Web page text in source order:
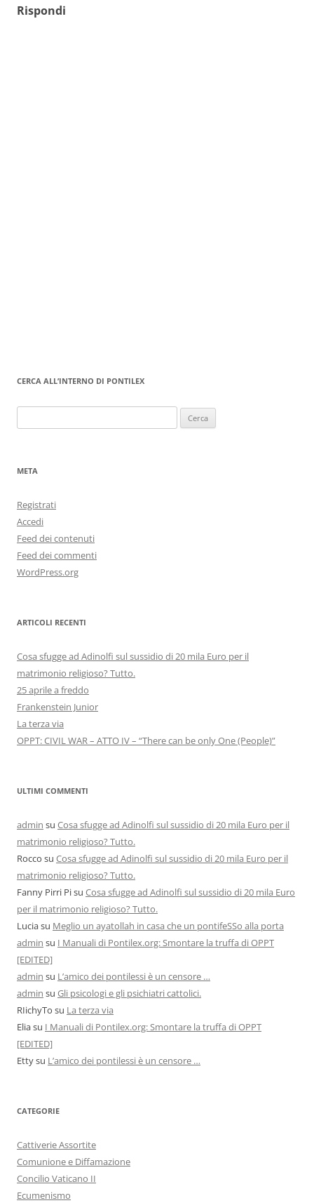
Rispondi
CERCA ALL’INTERNO DI PONTILEX
per:
META
Registrati
Accedi
Feed dei contenuti
Feed dei commenti
WordPress.org
ARTICOLI RECENTI
Cosa sfugge ad Adinolfi sul sussidio di 20 mila Euro per il
matrimonio religioso? Tutto.
25 aprile a freddo
Frankenstein Junior
La terza via
OPPT: CIVIL WAR – ATTO IV – “There can be only One (People)”
ULTIMI COMMENTI
admin su Cosa sfugge ad Adinolfi sul sussidio di 20 mila Euro per il
matrimonio religioso? Tutto.
Rocco su Cosa sfugge ad Adinolfi sul sussidio di 20 mila Euro per il
matrimonio religioso? Tutto.
Fanny Pirri Pisu Cosa sfugge ad Adinolfi sul sussidio di 20 mila Euro
per il matrimonio religioso? Tutto.
Luciasu Meglio un ayatollah in casa che un pontifeSSo alla porta
admin su I Manuali di Pontilex.org: Smontare la truffa di OPPT
[EDITED]
admin su L’amico dei pontilessi è un censore …
admin su Gli psicologi e gli psichiatri cattolici.
RIichyTo su La terza via
Eliasu I Manuali di Pontilex.org: Smontare la truffa di OPPT
[EDITED]
Ettysu L’amico dei pontilessi è un censore …
CATEGORIE
Cattiverie Assortite
Comunione e Diffamazione
Concilio Vaticano II
Ecumenismo